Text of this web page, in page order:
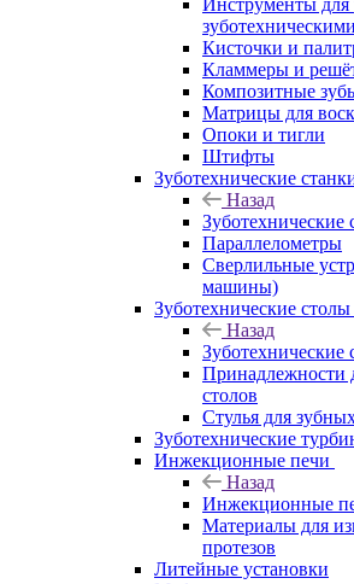
Инструменты для
Кисточки и
Кламмеры и
Композитные
Матрицы для
Опоки и тигли
Штифты
Зуботехнические
Назад
Зуботехнические
Параллелометры
Сверлильные
машины)
Зуботехнические столы
Назад
Зуботехнические
Принадлежности
столов
Стулья для
Зуботехнические
Инжекционные печи
Назад
Инжекционные
Материалы для
протезов
Литейные установки